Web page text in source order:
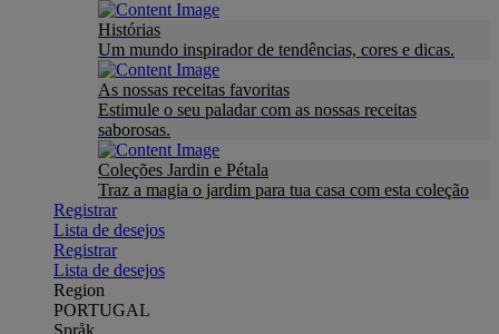
Histórias
Um mundo inspirador de tendências, cores e dicas.
As nossas receitas favoritas
Estimule o seu paladar com as nossas receitas
saborosas.
Coleções Jardin e Pétala
Traz a magia o jardim para tua casa com esta coleção
Registrar
Lista de desejos
Registrar
Lista de desejos
Region
PORTUGAL
Språk